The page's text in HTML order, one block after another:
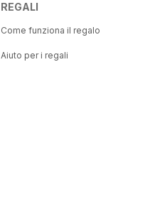
REGALI
Come funziona il regalo
Aiuto per i regali